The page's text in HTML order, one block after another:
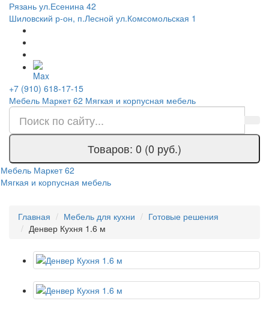
Рязань ул.Есенина 42
Шиловский р-он, п.Лесной ул.Комсомольская 1
+7 (910) 618-17-15
Мебель Маркет 62 Мягкая и корпусная мебель
Товаров: 0 (0 руб.)
Мебель Маркет 62
Мягкая и корпусная мебель
Главная Мебель для кухни
Готовые решения
Денвер Кухня 1.6 м